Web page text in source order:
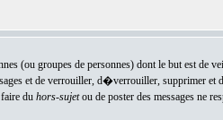
(ou groupes de personnes) dont le but est de
et de verrouiller, d�verrouiller, supprimer
du hors-sujetou de poster des messages ne